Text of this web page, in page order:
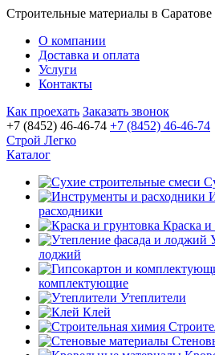
Строительные материалы в Саратове
О компании
Доставка и оплата
Услуги
Контакты
Как проехать Заказать звонок
+7 (8452) 46-46-74 +7 (8452) 46-46-74
Строй Легко
Каталог
расходники
Краска и
лоджий
комплектующие
Утеплители
Клей